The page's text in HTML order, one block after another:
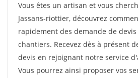
Vous êtes un artisan et vous
Jassans-riottier, découvrez
rapidement des demande de
chantiers. Recevez dès à présent
devis en rejoignant notre service
Vous pourrez ainsi proposer vos